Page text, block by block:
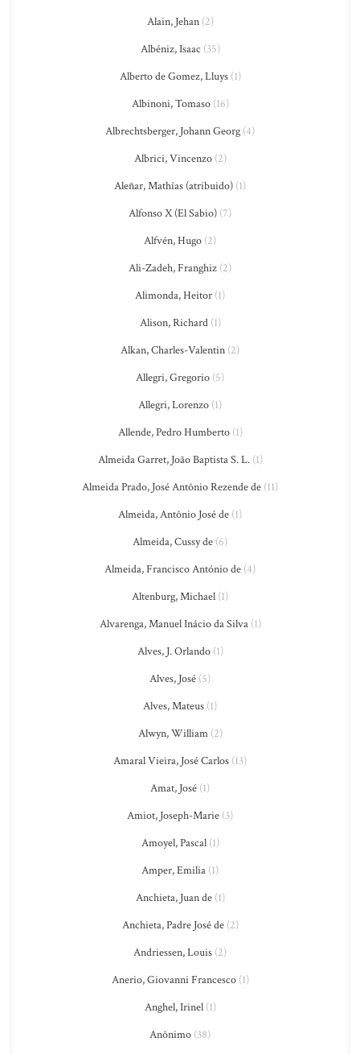
Alain, Jehan(2)
Albéniz, Isaac (35)
Alberto de Gomez, Lluys(1)
Albinoni, Tomaso(16)
Albrechtsberger, Johann Georg (4)
Albrici, Vincenzo(2)
Aleñar, Mathías (atribuido) (1)
Alfonso X (El Sabio) (7)
Alfvén, Hugo (2)
Ali-Zadeh, Franghiz (2)
Alimonda, Heitor (1)
Alison, Richard(1)
Alkan, Charles-Valentin (2)
Allegri, Gregorio (5)
Allegri, Lorenzo (1)
Allende, Pedro Humberto(1)
Almeida Garret, João Baptista S. L.(1)
Almeida Prado, José Antônio Rezende de (11)
Almeida, Antônio José de (1)
Almeida, Cussy de (6)
Almeida, Francisco António de (4)
Altenburg, Michael (1)
Alvarenga, Manuel Inácio da Silva(1)
Alves, J. Orlando(1)
Alves, José (5)
Alves, Mateus (1)
Alwyn, William(2)
Amaral Vieira, José Carlos (13)
Amat, José (1)
Amiot, Joseph-Marie (3)
Amoyel, Pascal(1)
Amper, Emilia (1)
Anchieta, Juan de(1)
Anchieta, Padre José de(2)
Andriessen, Louis (2)
Anerio, Giovanni Francesco(1)
Anghel, Irinel(1)
Anônimo (38)